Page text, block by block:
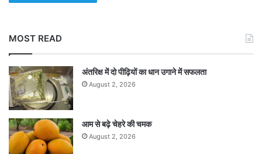
MOST READ
अंतरिक्ष में दो पीढ़ियों का धान उगाने में सफलता
August 2, 2026
आम से बढ़े चेहरे की चमक
August 2, 2026